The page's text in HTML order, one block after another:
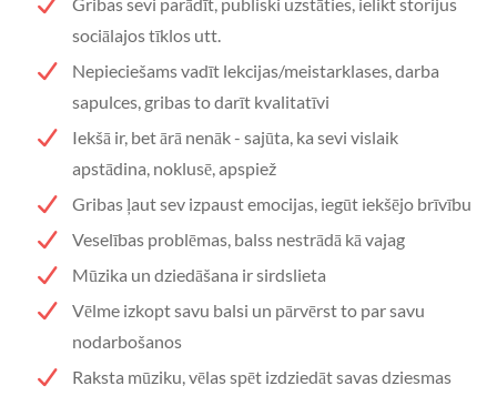
sociālajos tīklos utt.
Nepieciešams vadīt lekcijas/meistarklases, darba
sapulces, gribas to darīt kvalitatīvi
Iekšā ir, bet ārā nenāk - sajūta, ka sevi vislaik
apstādina, noklusē, apspiež
Gribas ļaut sev izpaust emocijas, iegūt iekšējo brīvību
Veselības problēmas, balss nestrādā kā vajag
Mūzika un dziedāšana ir sirdslieta
Vēlme izkopt savu balsi un pārvērst to par savu
nodarbošanos
Raksta mūziku, vēlas spēt izdziedāt savas dziesmas